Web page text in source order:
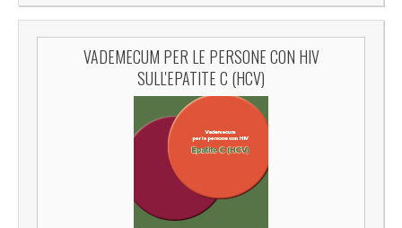
VADEMECUM PER LE PERSONE CON HIV
SULL'EPATITE C (HCV)